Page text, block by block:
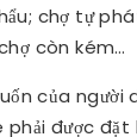
chợ tự
còn kém…
của người
được đặt